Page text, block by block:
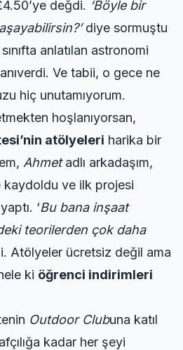
değdi. ‘Böyle bir
diye sormuştu
anlatılan astronomi
Ve tabii, o gece ne
hiç unutamıyorum.
hoşlanıyorsan,
atölyeleri harika bir
Ahmetadlı arkadaşım,
ve ilk projesi
‘Bu bana inşaat
teorilerden çok daha
Atölyeler ücretsiz değil ama
ki öğrenci indirimleri
Outdoor Clubuna katıl
kadar her şeyi